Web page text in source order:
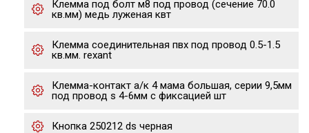
Клемма под болт м8 под провод (сечение 70.0
кв.мм) медь луженая квт
Клемма соединительная пвх под провод 0.5-1.5
кв.мм. rexant
Клемма-контакт а/к 4 мама большая, серии 9,5мм
под провод s 4-6мм с фиксацией шт
Кнопка 250212 ds черная